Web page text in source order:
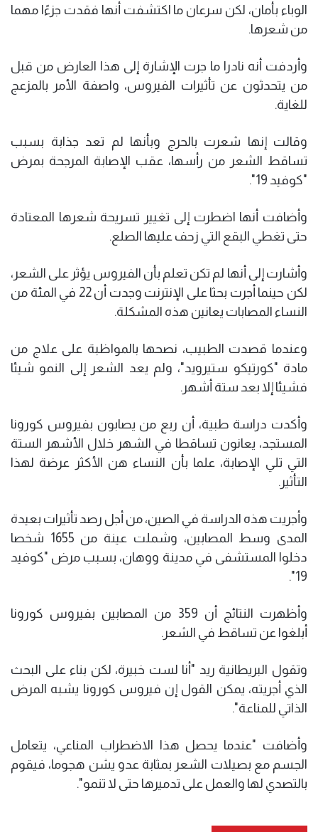
الوباء بأمان، لكن سرعان ما اكتشفت أنها فقدت جزءًا مهما
من شعرها.
وأردفت أنه نادرا ما جرت الإشارة إلى هذا العارض من قبل
من يتحدثون عن تأثيرات الفيروس، واصفة الأمر بالمزعج
للغاية.
وقالت إنها شعرت بالحرج وبأنها لم تعد جذابة بسبب
تساقط الشعر من رأسها، عقب الإصابة المرجحة بمرض
"كوفيد 19".
وأضافت أنها اضطرت إلى تغيير تسريحة شعرها المعتادة
حتى تغطي البقع التي زحف عليها الصلع.
وأشارت إلى أنها لم تكن تعلم بأن الفيروس يؤثر على الشعر،
لكن حينما أجرت بحثا على الإنترنت وجدت أن 22 في المئة من
النساء المصابات يعانين هذه المشكلة.
وعندما قصدت الطبيب، نصحها بالمواظبة على علاج من
مادة "كورتيكو ستيرويد"، ولم يعد الشعر إلى النمو شيئا
فشيئا إلا بعد ستة أشهر.
وأكدت دراسة طبية، أن ربع من يصابون بفيروس كورونا
المستجد، يعانون تساقطا في الشهر خلال الأشهر الستة
التي تلي الإصابة، علما بأن النساء هن الأكثر عرضة لهذا
التأثير.
وأجريت هذه الدراسة في الصين، من أجل رصد تأثيرات بعيدة
المدى وسط المصابين، وشملت عينة من 1655 شخصا
دخلوا المستشفى في مدينة ووهان، بسبب مرض "كوفيد
19".
وأظهرت النتائج أن 359 من المصابين بفيروس كورونا
أبلغوا عن تساقط في الشعر.
وتقول البريطانية ريد "أنا لست خبيرة، لكن بناء على البحث
الذي أجريته، يمكن القول إن فيروس كورونا يشبه المرض
الذاتي للمناعة".
وأضافت "عندما يحصل هذا الاضطراب المناعي، يتعامل
الجسم مع بصيلات الشعر بمثابة عدو يشن هجوما، فيقوم
بالتصدي لها والعمل على تدميرها حتى لا تنمو".